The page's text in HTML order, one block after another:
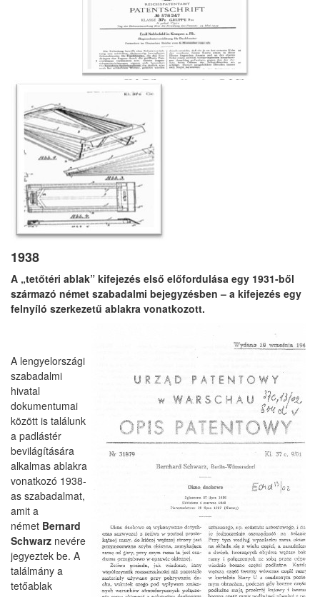
1938
A „tetőtéri ablak” kifejezés első előfordulása egy 1931-ből
származó német szabadalmi bejegyzésben – a kifejezés egy
felnyíló szerkezetű ablakra vonatkozott.
A lengyelországi
szabadalmi
hivatal
dokumentumai
között is találunk
a padlástér
bevilágítására
alkalmas ablakra
vonatkozó 1938-
as szabadalmat,
amit a
német Bernard
Schwarz nevére
jegyeztek be. A
találmány a
tetőablak